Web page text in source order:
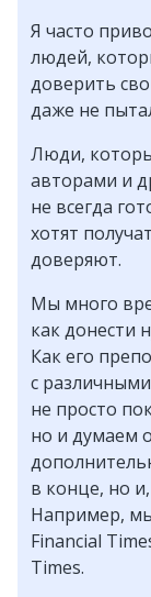
Я часто
людей,
доверить
даже не
Люди,
авторами и
не всегда
хотят
доверяют.
Мы много
как донести
Как его
с
не просто
но и думаем
в конце, но
Например,
Financial
Times.